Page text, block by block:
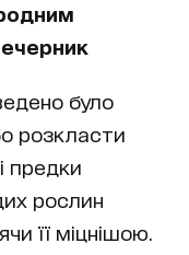
було
розкласти
предки
рослин
її міцнішою.